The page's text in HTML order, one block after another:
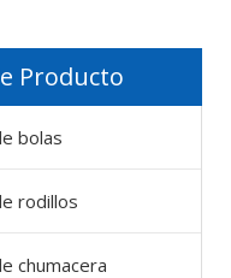
Producto
bolas
rodillos
chumacera